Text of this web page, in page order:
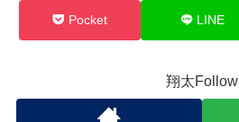
Pocket LINE
翔太Follow